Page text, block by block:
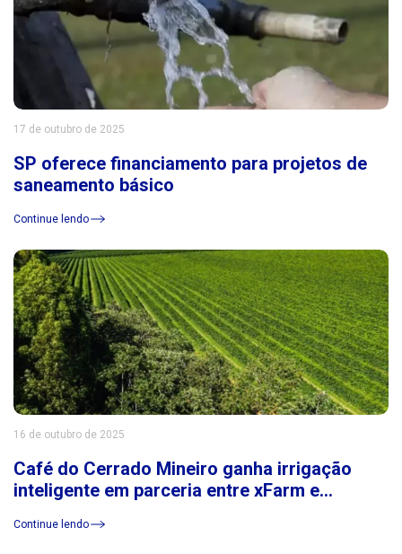
17 de outubro de 2025
SP oferece financiamento para projetos de
saneamento básico
Continue lendo
16 de outubro de 2025
Café do Cerrado Mineiro ganha irrigação
inteligente em parceria entre xFarm e
Continue lendo